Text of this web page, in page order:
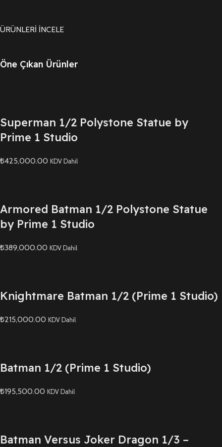
ÜRÜNLERİ İNCELE
Öne Çıkan Ürünler
Superman 1/2 Polystone Statue by
Prime 1 Studio
₺425,000.00 KDV Dahil
Armored Batman 1/2 Polystone Statue
by Prime 1 Studio
₺389,000.00 KDV Dahil
Knightmare Batman 1/2 (Prime 1 Studio)
₺215,000.00 KDV Dahil
Batman 1/2 (Prime 1 Studio)
₺195,500.00 KDV Dahil
Batman Versus Joker Dragon 1/3 –